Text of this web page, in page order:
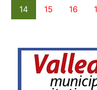
14
15 16